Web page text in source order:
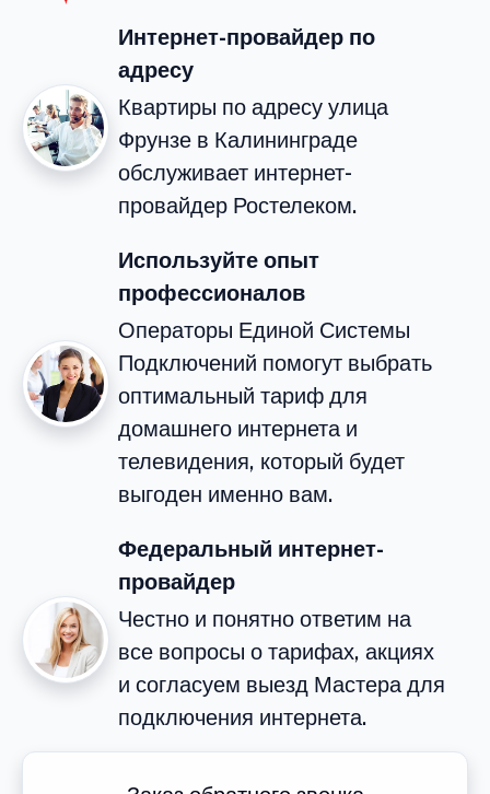
Интернет-провайдер по
адресу
Квартиры по адресу улица
Фрунзе в Калининграде
обслуживает интернет-
провайдер Ростелеком.
Используйте опыт
профессионалов
Операторы Единой Системы
Подключений помогут выбрать
оптимальный тариф для
домашнего интернета и
телевидения, который будет
выгоден именно вам.
Федеральный интернет-
провайдер
Честно и понятно ответим на
все вопросы о тарифах, акциях
и согласуем выезд Мастера для
подключения интернета.